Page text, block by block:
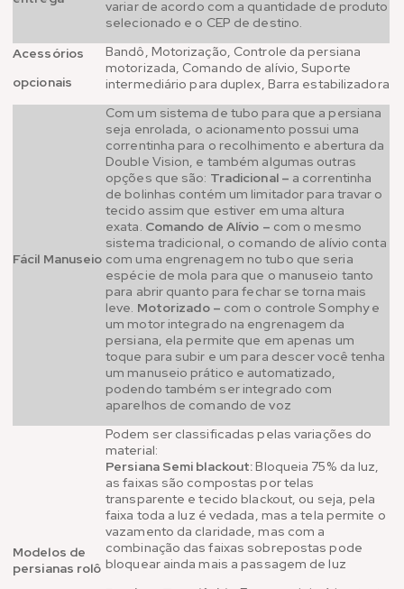
variar de acordo com a quantidade de produto
selecionado e o CEP de destino.
Acessórios
opcionais
Bandô, Motorização, Controle da persiana
motorizada, Comando de alívio, Suporte
intermediário para duplex, Barra estabilizadora
Fácil Manuseio
Com um sistema de tubo para que a persiana
seja enrolada, o acionamento possui uma
correntinha para o recolhimento e abertura da
Double Vision, e também algumas outras
opções que são: Tradicional – a correntinha
de bolinhas contém um limitador para travar o
tecido assim que estiver em uma altura
exata. Comando de Alívio – com o mesmo
sistema tradicional, o comando de alívio conta
com uma engrenagem no tubo que seria
espécie de mola para que o manuseio tanto
para abrir quanto para fechar se torna mais
leve. Motorizado – com o controle Somphy e
um motor integrado na engrenagem da
persiana, ela permite que em apenas um
toque para subir e um para descer você tenha
um manuseio prático e automatizado,
podendo também ser integrado com
aparelhos de comando de voz
Modelos de
persianas rolô
Podem ser classificadas pelas variações do
material:
Persiana Semi blackout:Bloqueia 75% da luz,
as faixas são compostas por telas
transparente e tecido blackout, ou seja, pela
faixa toda a luz é vedada, mas a tela permite o
vazamento da claridade, mas com a
combinação das faixas sobrepostas pode
bloquear ainda mais a passagem de luz